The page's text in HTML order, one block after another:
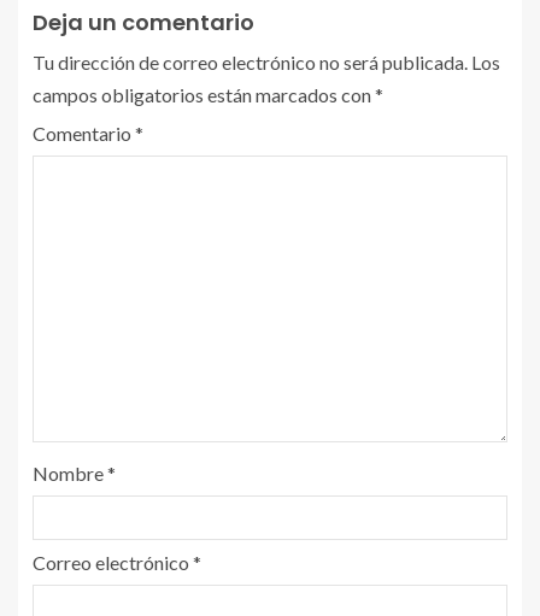
Deja un comentario
Tu dirección de correo electrónico no será publicada. Los
campos obligatorios están marcados con*
Comentario *
Nombre*
Correo electrónico *